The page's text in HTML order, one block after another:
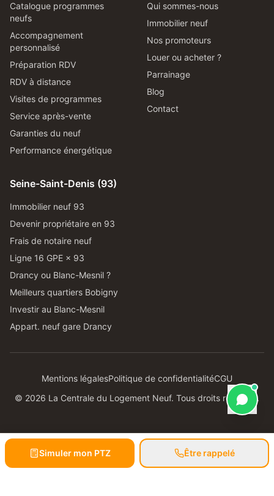
Catalogue programmes
neufs
Accompagnement
personnalisé
Préparation RDV
RDV à distance
Visites de programmes
Service après-vente
Garanties du neuf
Performance énergétique
Qui sommes-nous
Immobilier neuf
Nos promoteurs
Louer ou acheter ?
Parrainage
Blog
Contact
Seine-Saint-Denis (93)
Immobilier neuf 93
Devenir propriétaire en 93
Frais de notaire neuf
Ligne 16 GPE × 93
Drancy ou Blanc-Mesnil ?
Meilleurs quartiers Bobigny
Investir au Blanc-Mesnil
Appart. neuf gare Drancy
Mentions légalesPolitique de confidentialitéCGU
© 2026 La Centrale du Logement Neuf. Tous droits réservés.
Simuler mon PTZ Être rappelé